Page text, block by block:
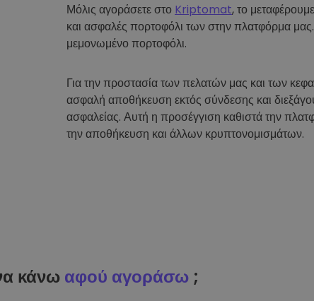
Μόλις αγοράσετε στο Kriptomat, το
και ασφαλές πορτοφόλι των στην πλατφόρμα
μεμονωμένο πορτοφόλι.
Για την προστασία των πελατών μας και των
ασφαλή αποθήκευση εκτός σύνδεσης και
ασφαλείας. Αυτή η προσέγγιση καθιστά την
την αποθήκευση και άλλων κρυπτονομισμάτων.
κάνω αφού αγοράσω ;